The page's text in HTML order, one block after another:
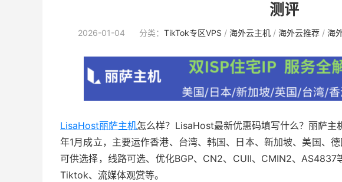
测评
2026-01-04 分类： TikTok专区VPS / 海外云主机/ 海外云推荐/ 海
LisaHost丽萨主机怎么样？LisaHost最新优惠码填写什么？丽萨主
年1月成立，主要运作香港、台湾、韩国、日本、新加坡、美国、
可供选择，线路可选、优化BGP、CN2、CUII、CMIN2、AS4837
Tiktok、流媒体观赏等。